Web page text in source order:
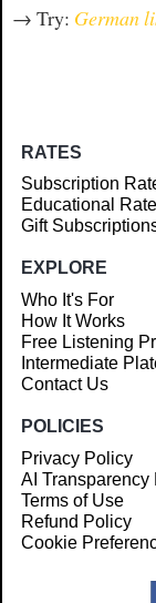
→ Try: German
RATES
Subscription
Educational
Gift
EXPLORE
Who It's For
How It Works
Free Listening
Intermediate
Contact Us
POLICIES
Privacy Policy
AI Transparency
Terms of Use
Refund Policy
Cookie